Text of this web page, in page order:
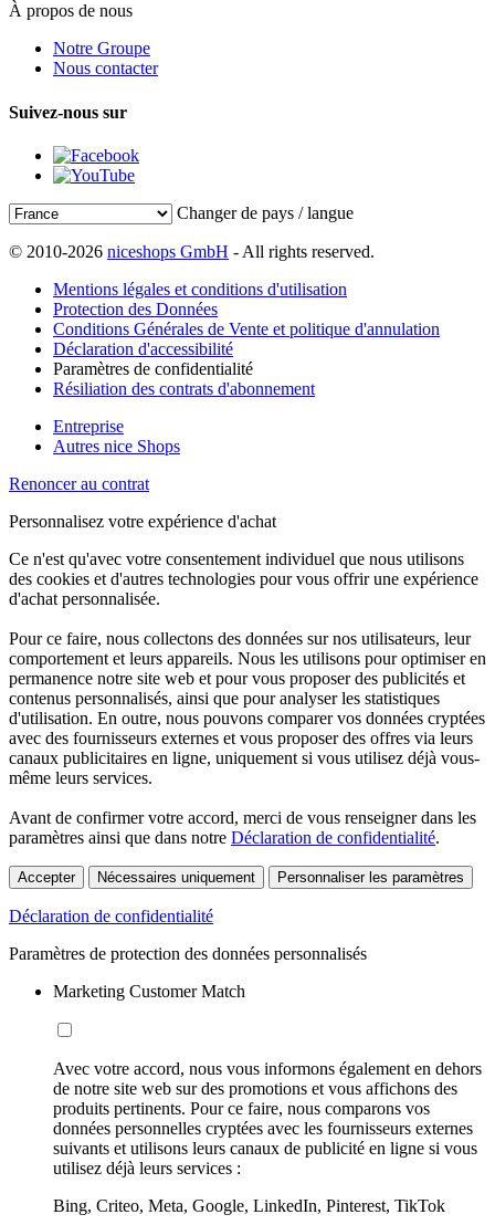
À propos de nous
Notre Groupe
Nous contacter
Suivez-nous sur
Changer de pays / langue
© 2010-2026 niceshops GmbH - All rights reserved.
Mentions légales et conditions d'utilisation
Protection des Données
Conditions Générales de Vente et politique d'annulation
Déclaration d'accessibilité
Paramètres de confidentialité
Résiliation des contrats d'abonnement
Entreprise
Autres nice Shops
Renoncer au contrat
Personnalisez votre expérience d'achat
Ce n'est qu'avec votre consentement individuel que nous utilisons
des cookies et d'autres technologies pour vous offrir une expérience
d'achat personnalisée.
Pour ce faire, nous collectons des données sur nos utilisateurs, leur
comportement et leurs appareils. Nous les utilisons pour optimiser en
permanence notre site web et pour vous proposer des publicités et
contenus personnalisés, ainsi que pour analyser les statistiques
d'utilisation. En outre, nous pouvons comparer vos données cryptées
avec des fournisseurs externes et vous proposer des offres via leurs
canaux publicitaires en ligne, uniquement si vous utilisez déjà vous-
même leurs services.
Avant de confirmer votre accord, merci de vous renseigner dans les
paramètres ainsi que dans notre Déclaration de confidentialité.
Accepter Nécessaires uniquement Personnaliser les paramètres
Déclaration de confidentialité
Paramètres de protection des données personnalisés
Marketing Customer Match
Avec votre accord, nous vous informons également en dehors
de notre site web sur des promotions et vous affichons des
produits pertinents. Pour ce faire, nous comparons vos
données personnelles cryptées avec les fournisseurs externes
suivants et utilisons leurs canaux de publicité en ligne si vous
utilisez déjà leurs services :
Bing, Criteo, Meta, Google, LinkedIn, Pinterest, TikTok